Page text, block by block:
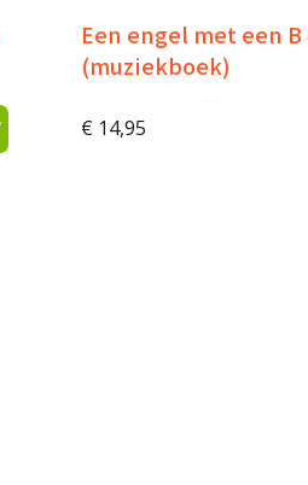
Een engel met een
(muziekboek)
€ 14,95